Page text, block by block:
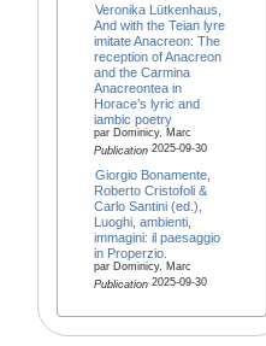
Veronika Lütkenhaus,
And with the Teian lyre
imitate Anacreon: The
reception of Anacreon
and the Carmina
Anacreontea in
Horace’s lyric and
iambic poetry
par Dominicy, Marc
Publication2025-09-30
Giorgio Bonamente,
Roberto Cristofoli &
Carlo Santini (ed.),
Luoghi, ambienti,
immagini: il paesaggio
in Properzio.
par Dominicy, Marc
Publication2025-09-30